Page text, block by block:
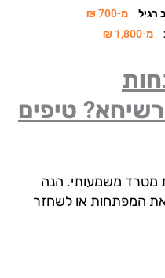
מ-700 ₪
טיפים
משמעותי. הנה
או לשחזר